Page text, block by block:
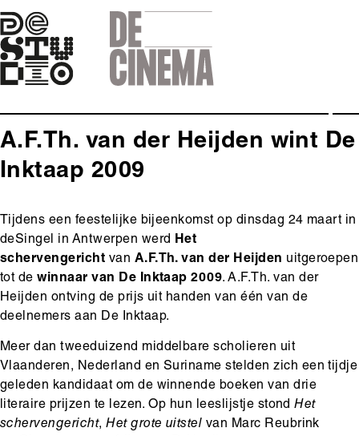
Skip
to
main
navigation
A.F.Th. van der Heijden wint De
Inktaap 2009
Body
Tijdens een feestelijke bijeenkomst op dinsdag 24 maart in
deSingel in Antwerpen werd Het
schervengericht van A.F.Th. van der Heijden uitgeroepen
tot dewinnaar van De Inktaap 2009. A.F.Th. van der
Heijden ontving de prijs uit handen van één van de
deelnemers aan De Inktaap.
Meer dan tweeduizend middelbare scholieren uit
Vlaanderen, Nederland en Suriname stelden zich een tijdje
geleden kandidaat om de winnende boeken van drie
literaire prijzen te lezen. Op hun leeslijstje stondHet
schervengericht,Het grote uitstel van Marc Reubrink